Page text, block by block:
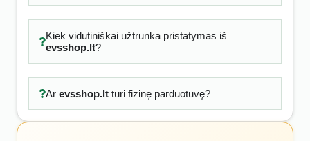
Kiek vidutiniškai užtrunka pristatymas iš
evsshop.lt?
Ar evsshop.ltturi fizinę parduotuvę?